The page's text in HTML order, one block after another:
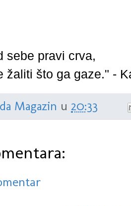
sebe pravi crva,
žaliti što ga gaze." -
Magazin u 20:33